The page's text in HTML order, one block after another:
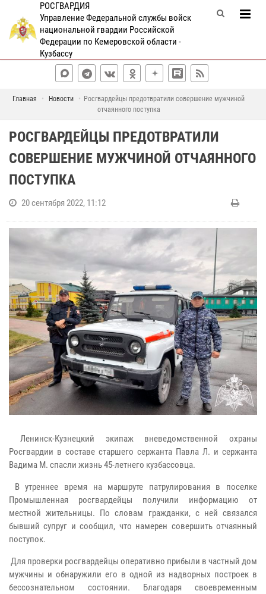
РОСГВАРДИЯ
Управление Федеральной службы войск
национальной гвардии Российской
Федерации по Кемеровской области -
Кузбассу
Главная Новости
Росгвардейцы предотвратили совершение мужчиной
отчаянного поступка
РОСГВАРДЕЙЦЫ ПРЕДОТВРАТИЛИ
СОВЕРШЕНИЕ МУЖЧИНОЙ ОТЧАЯННОГО
ПОСТУПКА
20 сентября 2022, 11:12
Ленинск-Кузнецкий экипаж вневедомственной охраны
Росгвардии в составе старшего сержанта Павла Л. и сержанта
Вадима М. спасли жизнь 45-летнего кузбассовца.
В утреннее время на маршруте патрулирования в поселке
Промышленная росгвардейцы получили информацию от
местной жительницы. По словам гражданки, с ней связался
бывший супруг и сообщил, что намерен совершить отчаянный
поступок.
Для проверки росгвардейцы оперативно прибыли в частный дом
мужчины и обнаружили его в одной из надворных построек в
бессознательном состоянии. Благодаря своевременным